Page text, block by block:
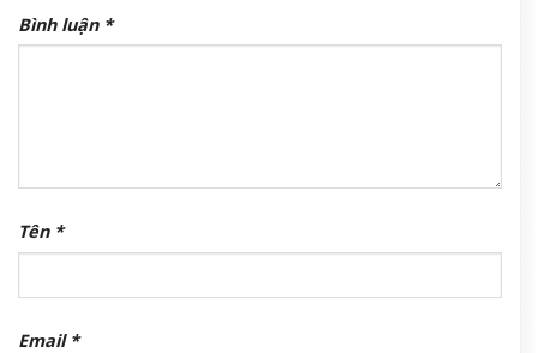
Bình luận *
Tên *
Email *